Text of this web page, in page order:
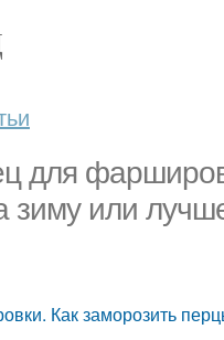
для
или
Как заморозить